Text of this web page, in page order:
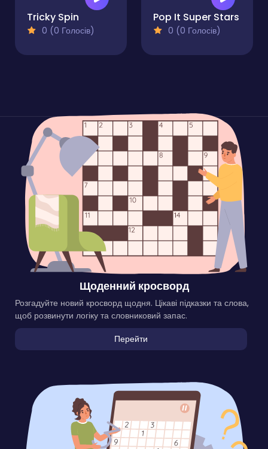
Tricky Spin
0 (0 Голосів)
Pop It Super Stars
0 (0 Голосів)
Щоденний кросворд
Розгадуйте новий кросворд щодня. Цікаві підказки та слова,
щоб розвинути логіку та словниковий запас.
Перейти